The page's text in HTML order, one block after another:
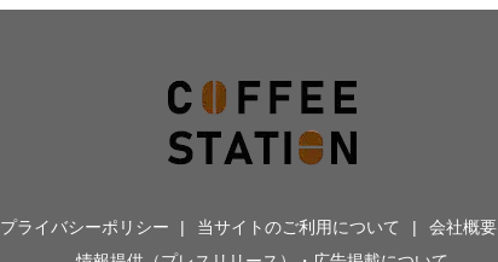
プライバシーポリシー 当サイトのご利用について
会社概要